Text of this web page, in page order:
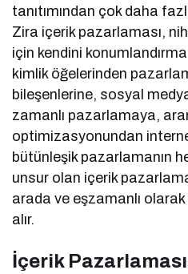
tanıtımından çok daha
Zira içerik pazarlaması,
için kendini konumlandırma
kimlik öğelerinden
bileşenlerine, sosyal
zamanlı pazarlamaya,
optimizasyonundan
bütünleşik pazarlamanın
unsur olan içerik
arada ve eşzamanlı
alır.
İçerik